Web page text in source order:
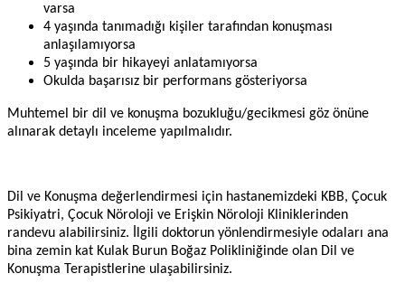
varsa
4 yaşında tanımadığı kişiler tarafından konuşması
anlaşılamıyorsa
5 yaşında bir hikayeyi anlatamıyorsa
Okulda başarısız bir performans gösteriyorsa
Muhtemel bir dil ve konuşma bozukluğu/gecikmesi göz önüne
alınarak detaylı inceleme yapılmalıdır.
Dil ve Konuşma değerlendirmesi için hastanemizdeki KBB, Çocuk
Psikiyatri, Çocuk Nöroloji ve Erişkin Nöroloji Kliniklerinden
randevu alabilirsiniz. İlgili doktorun yönlendirmesiyle odaları ana
bina zemin kat Kulak Burun Boğaz Polikliniğinde olan Dil ve
Konuşma Terapistlerine ulaşabilirsiniz.